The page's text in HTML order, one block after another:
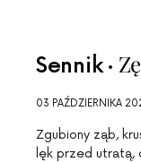
Sennik
03 PAŹDZIERNIKA
Zgubiony ząb,
lęk przed utratą,